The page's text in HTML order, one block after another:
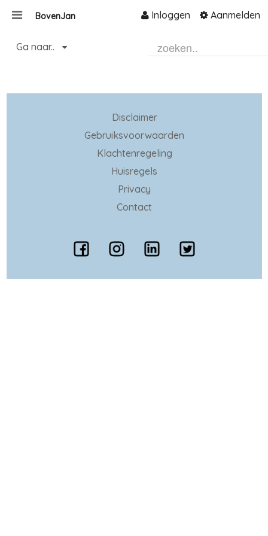
Inloggen Aanmelden
BovenJan
Home
Ga naar..
Disclaimer
Gebruiksvoorwaarden
Klachtenregeling
Huisregels
Privacy
Contact